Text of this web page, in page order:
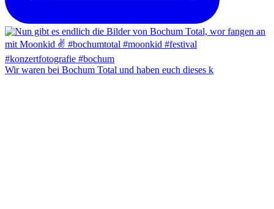
Wir waren bei Bochum Total und haben euch dieses k